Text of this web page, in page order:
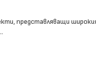
представляващи